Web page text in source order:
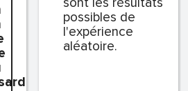
possibles de
l'expérience
aléatoire.